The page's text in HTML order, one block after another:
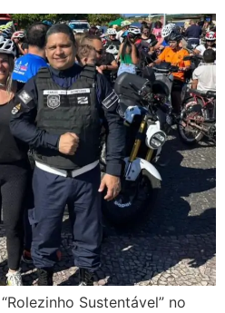
Sustentável” no